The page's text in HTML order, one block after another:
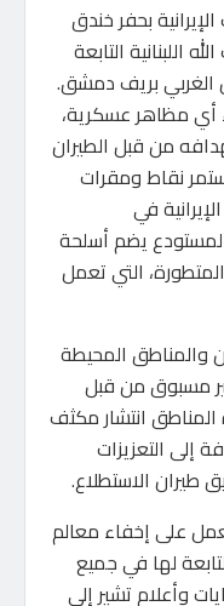
بحفر خندق
اللبنانية التابعة
الغربي بريف دمشق.
أي مظاهر عسكرية،
من قبل الطيران
نقاط ومقرات
في
يضم أسلحة
التي تعمل
والمناطق المحيطة
مسبوق من قبل
المناطق انتشار مكثف
إلى التعزيزات
طيران الاستطلاع.
على إخفاء معالم
لها في جميع
وأعلام تشير إلى